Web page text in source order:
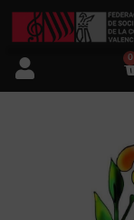
FSMCV
Àrea educativa
0